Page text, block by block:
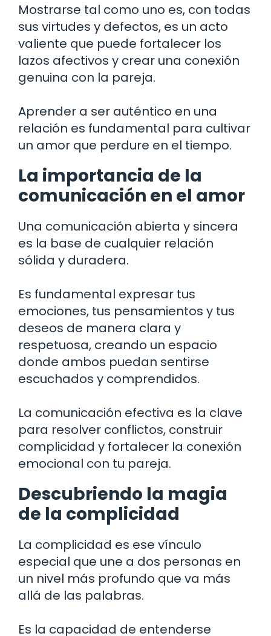
Mostrarse tal como uno es, con todas
sus virtudes y defectos, es un acto
valiente que puede fortalecer los
lazos afectivos y crear una conexión
genuina con la pareja.
Aprender a ser auténtico en una
relación es fundamental para cultivar
un amor que perdure en el tiempo.
La importancia de la
comunicación en el amor
Una comunicación abierta y sincera
es la base de cualquier relación
sólida y duradera.
Es fundamental expresar tus
emociones, tus pensamientos y tus
deseos de manera clara y
respetuosa, creando un espacio
donde ambos puedan sentirse
escuchados y comprendidos.
La comunicación efectiva es la clave
para resolver conflictos, construir
complicidad y fortalecer la conexión
emocional con tu pareja.
Descubriendo la magia
de la complicidad
La complicidad es ese vínculo
especial que une a dos personas en
un nivel más profundo que va más
allá de las palabras.
Es la capacidad de entenderse